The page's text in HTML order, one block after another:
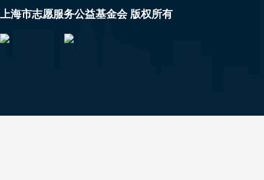
上海市志愿服务公益基金会 版权所有